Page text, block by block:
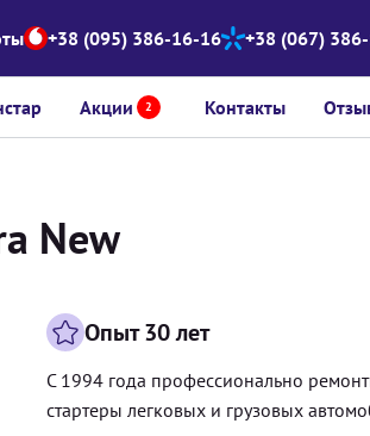
+38 (095) 386-16-16 +38 (067)
Акции 2 Контакты
New
Опыт 30 лет
С 1994 года профессионально
стартеры легковых и грузовых